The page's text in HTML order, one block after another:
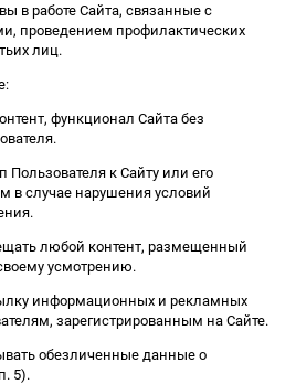
в работе Сайта, связанные с
проведением профилактических
лиц.
функционал Сайта без
Пользователя к Сайту или его
в случае нарушения условий
любой контент, размещенный
усмотрению.
информационных и рекламных
зарегистрированным на Сайте.
обезличенные данные о
5).